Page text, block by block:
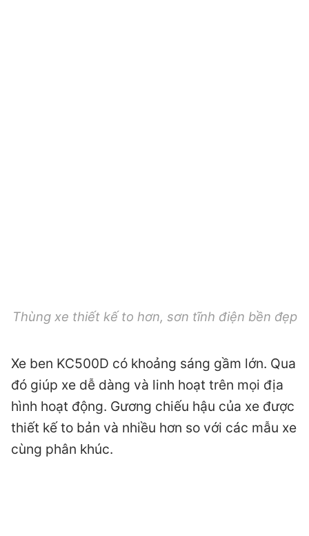
Thùng xe thiết kế to hơn, sơn tĩnh điện bền đẹp
Xe ben KC500D có khoảng sáng gầm lớn. Qua
đó giúp xe dễ dàng và linh hoạt trên mọi địa
hình hoạt động. Gương chiếu hậu của xe được
thiết kế to bản và nhiều hơn so với các mẫu xe
cùng phân khúc.